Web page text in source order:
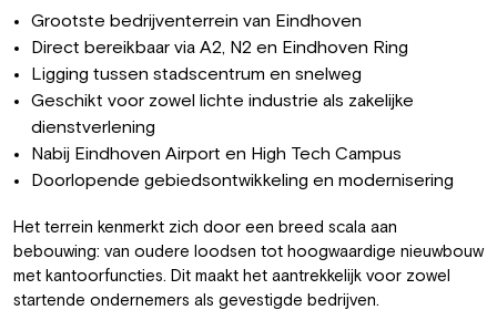
Grootste bedrijventerrein van Eindhoven
Direct bereikbaar via A2, N2 en Eindhoven Ring
Ligging tussen stadscentrum en snelweg
Geschikt voor zowel lichte industrie als zakelijke
dienstverlening
Nabij Eindhoven Airport en High Tech Campus
Doorlopende gebiedsontwikkeling en modernisering
Het terrein kenmerkt zich door een breed scala aan
bebouwing: van oudere loodsen tot hoogwaardige nieuwbouw
met kantoorfuncties. Dit maakt het aantrekkelijk voor zowel
startende ondernemers als gevestigde bedrijven.